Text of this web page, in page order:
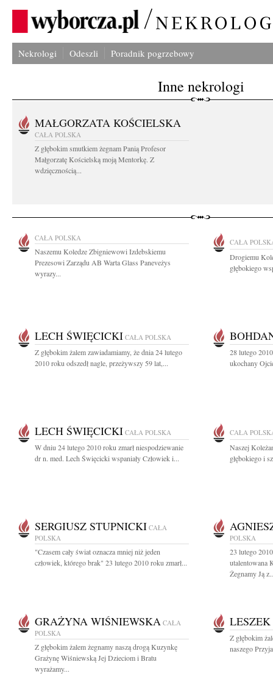
Nekrologi Odeszli Poradnik pogrzebowy
Inne nekrologi
MAŁGORZATA KOŚCIELSKA
CAŁA POLSKA
Z głębokim smutkiem żegnam Panią Profesor
Małgorzatę Kościelską moją Mentorkę. Z
wdzięcznością...
CAŁA POLSKA
Naszemu Koledze Zbigniewowi Izdebskiemu
Prezesowi Zarządu AB Warta Glass Paneveżys
wyrazy...
CAŁA
Drogiemu
głębokiego
LECH ŚWIĘCICKI CAŁA POLSKA
Z głębokim żalem zawiadamiamy, że dnia 24 lutego
2010 roku odszedł nagle, przeżywszy 59 lat,...
28 lutego
ukochany
LECH ŚWIĘCICKI CAŁA POLSKA
W dniu 24 lutego 2010 roku zmarł niespodziewanie
dr n. med. Lech Święcicki wspaniały Człowiek i...
CAŁA
Naszej
głębokiego i
SERGIUSZ STUPNICKI CAŁA
POLSKA
"Czasem cały świat oznacza mniej niż jeden
człowiek, którego brak" 23 lutego 2010 roku zmarł...
POLSKA
23 lutego
utalentowana
Żegnamy Ją
GRAŻYNA WIŚNIEWSKA CAŁA
POLSKA
Z głębokim żalem żegnamy naszą drogą Kuzynkę
Grażynę Wiśniewską Jej Dzieciom i Bratu
wyrażamy...
Z głębokim
naszego